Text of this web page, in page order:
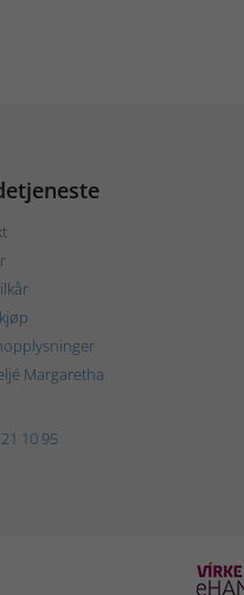
Margaretha
10 95